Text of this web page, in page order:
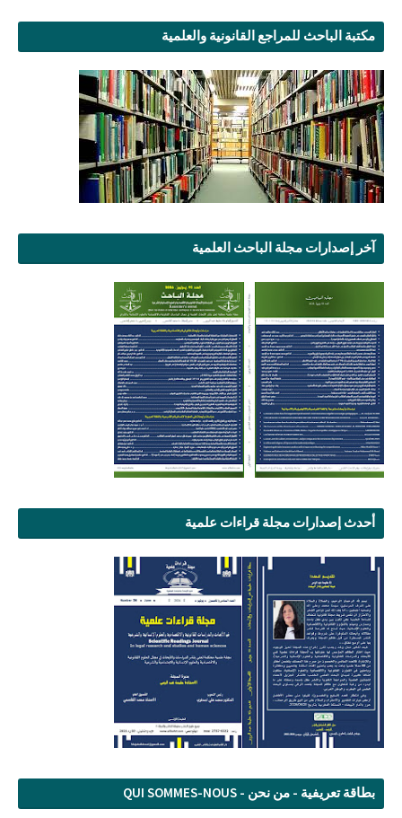
مكتبة الباحث للمراجع القانونية والعلمية
آخر إصدارات مجلة الباحث العلمية
أحدث إصدارات مجلة قراءات علمية
بطاقة تعريفية - من نحن - QUI SOMMES-NOUS